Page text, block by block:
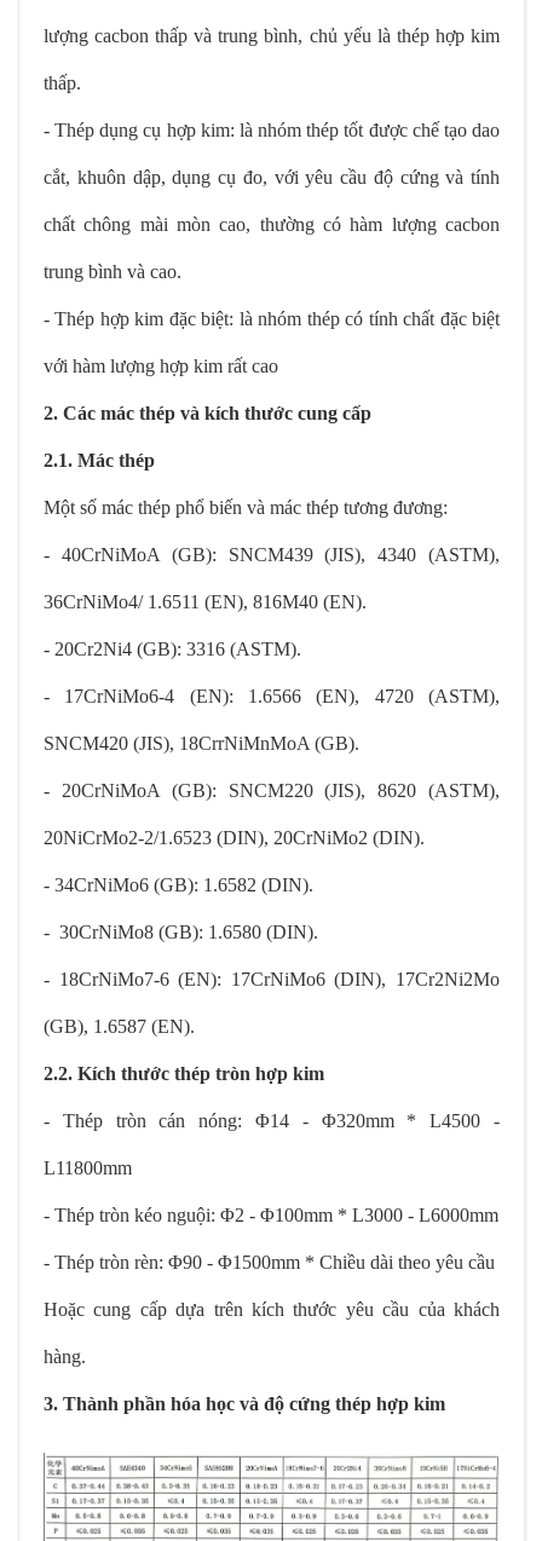
lượng cacbon thấp và trung bình, chủ yếu là thép hợp kim
thấp.
- Thép dụng cụ hợp kim: là nhóm thép tốt được chế tạo dao
cắt, khuôn dập, dụng cụ đo, với yêu cầu độ cứng và tính
chất chông mài mòn cao, thường có hàm lượng cacbon
trung bình và cao.
- Thép hợp kim đặc biệt: là nhóm thép có tính chất đặc biệt
với hàm lượng hợp kim rất cao
2. Các mác thép và kích thước cung cấp
2.1. Mác thép
Một số mác thép phổ biến và mác thép tương đương:
- 40CrNiMoA (GB): SNCM439 (JIS), 4340 (ASTM),
36CrNiMo4/ 1.6511 (EN), 816M40 (EN).
- 20Cr2Ni4 (GB): 3316 (ASTM).
- 17CrNiMo6-4 (EN): 1.6566 (EN), 4720 (ASTM),
SNCM420 (JIS), 18CrrNiMnMoA (GB).
- 20CrNiMoA (GB): SNCM220 (JIS), 8620 (ASTM),
20NiCrMo2-2/1.6523 (DIN), 20CrNiMo2 (DIN).
- 34CrNiMo6 (GB): 1.6582 (DIN).
- 30CrNiMo8 (GB): 1.6580 (DIN).
- 18CrNiMo7-6 (EN): 17CrNiMo6 (DIN), 17Cr2Ni2Mo
(GB), 1.6587 (EN).
2.2. Kích thước thép tròn hợp kim
- Thép tròn cán nóng: Φ14 - Φ320mm * L4500 -
L11800mm
- Thép tròn kéo nguội: Φ2 - Φ100mm * L3000 - L6000mm
- Thép tròn rèn: Φ90 - Φ1500mm * Chiều dài theo yêu cầu
Hoặc cung cấp dựa trên kích thước yêu cầu của khách
hàng.
3. Thành phần hóa học và độ cứng thép hợp kim